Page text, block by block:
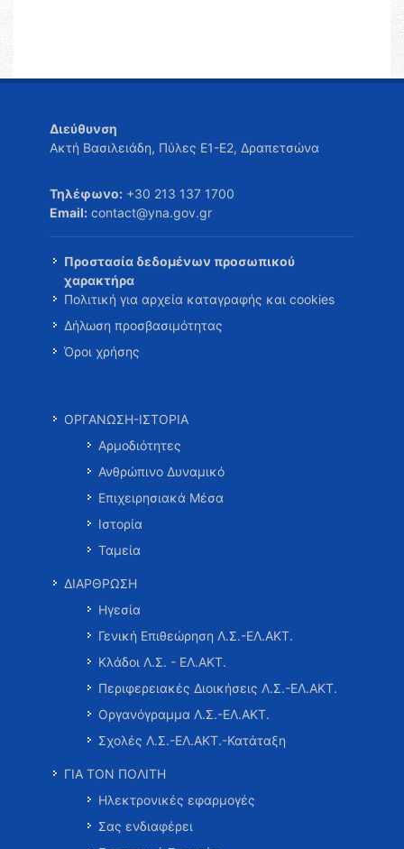
Διεύθυνση
Ακτή Βασιλειάδη, Πύλες Ε1-Ε2, Δραπετσώνα
Τηλέφωνο: +30 213 137 1700
Email: contact@yna.gov.gr
Προστασία δεδομένων προσωπικού
χαρακτήρα
Πολιτική για αρχεία καταγραφής και cookies
Δήλωση προσβασιμότητας
Όροι χρήσης
ΟΡΓΑΝΩΣΗ-ΙΣΤΟΡΙΑ
Αρμοδιότητες
Ανθρώπινο Δυναμικό
Επιχειρησιακά Μέσα
Ιστορία
Ταμεία
ΔΙΑΡΘΡΩΣΗ
Ηγεσία
Γενική Επιθεώρηση Λ.Σ.-ΕΛ.ΑΚΤ.
Κλάδοι Λ.Σ. - ΕΛ.ΑΚΤ.
Περιφερειακές Διοικήσεις Λ.Σ.-ΕΛ.ΑΚΤ.
Οργανόγραμμα Λ.Σ.-ΕΛ.ΑΚΤ.
Σχολές Λ.Σ.-ΕΛ.ΑΚΤ.-Κατάταξη
ΓΙΑ ΤΟΝ ΠΟΛΙΤΗ
Ηλεκτρονικές εφαρμογές
Σας ενδιαφέρει